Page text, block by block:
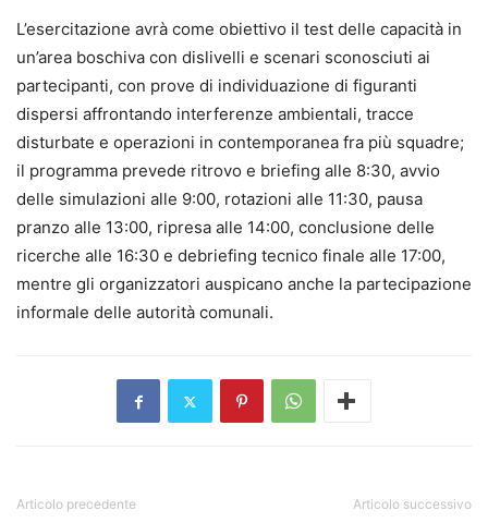
L’esercitazione avrà come obiettivo il test delle capacità in
un’area boschiva con dislivelli e scenari sconosciuti ai
partecipanti, con prove di individuazione di figuranti
dispersi affrontando interferenze ambientali, tracce
disturbate e operazioni in contemporanea fra più squadre;
il programma prevede ritrovo e briefing alle 8:30, avvio
delle simulazioni alle 9:00, rotazioni alle 11:30, pausa
pranzo alle 13:00, ripresa alle 14:00, conclusione delle
ricerche alle 16:30 e debriefing tecnico finale alle 17:00,
mentre gli organizzatori auspicano anche la partecipazione
informale delle autorità comunali.
Articolo precedente Articolo successivo